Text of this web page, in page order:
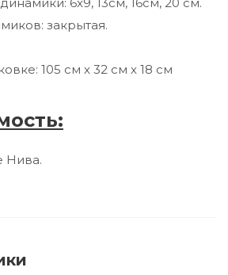
закрытая.
105 см х 32 см х 18 см
Нива.